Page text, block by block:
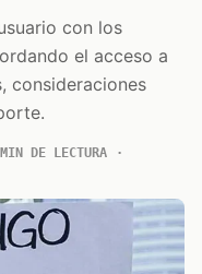
con los
el acceso a
consideraciones
DE LECTURA